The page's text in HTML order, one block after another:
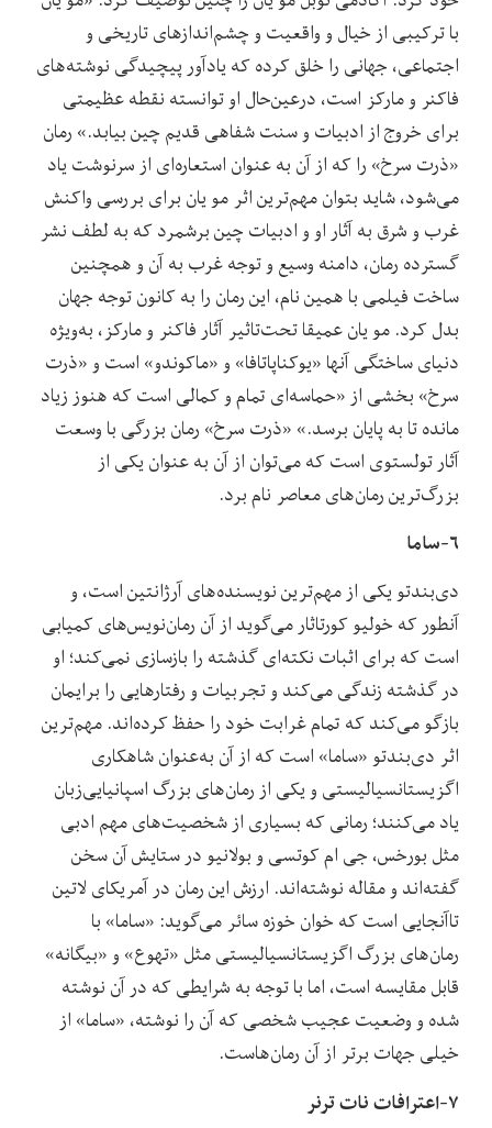
با ترکیبی از خیال و واقعیت و چشم‌اندازهای تاریخی و
اجتماعی، جهانی را خلق کرده که یادآور پیچیدگی نوشته‌های
فاکنر و مارکز است، درعین‌حال او توانسته نقطه عظیمتی
برای خروج از ادبیات و سنت شفاهی قدیم چین بیابد.» رمان
«ذرت سرخ» را که از آن به عنوان استعاره‌ای از سرنوشت یاد
می‌شود، شاید بتوان مهم‌ترین اثر مو یان برای بررسی واکنش
غرب و شرق به آثار او و ادبیات چین برشمرد که به لطف نشر
گسترده رمان، دامنه وسیع و توجه غرب به آن و همچنین
ساخت فیلمی با همین نام، این رمان را به کانون توجه جهان
بدل کرد. مو یان عمیقا تحت‌تاثیر آثار فاکنر و مارکز، به‌ویژه
دنیای ساختگی آنها «یوکناپاتافا» و «ماکوندو» است و «ذرت
سرخ» بخشی از «حماسه‌ای تمام و کمالی است که هنوز زیاد
مانده تا به پایان برسد.» «ذرت سرخ» رمان بزرگی با وسعت
آثار تولستوی است که می‌توان از آن به عنوان یکی از
بزرگ‌ترین رمان‌های معاصر نام برد.
۶-ساما
دی‌بندتو یکی از مهم‌ترین نویسنده‌های آرژانتین است، و
آنطور که خولیو کورتاثار می‌گوید از آن رمان‌نویس‌های کمیابی
است که برای اثبات نکته‌ای گذشته را بازسازی نمی‌کند؛ او
در گذشته زندگی می‌کند و تجربیات و رفتارهایی را برایمان
بازگو می‌کند که تمام غرابت خود را حفظ کرده‌اند. مهم‌ترین
اثر دی‌بندتو «ساما» است که از آن به‌عنوان شاهکاری
اگزیستانسیالیستی و یکی از رمان‌های بزرگ اسپانیایی‌زبان
یاد می‌کنند؛ رمانی که بسیاری از شخصیت‌های مهم ادبی
مثل بورخس، جی ام کوتسی و بولانیو در ستایش آن سخن
گفته‌اند و مقاله نوشته‌اند. ارزش این رمان در آمریکای لاتین
تاآنجایی‌ است که خوان خوزه سائر می‌گوید: «ساما» با
رمان‌های بزرگ اگزیستانسیالیستی مثل «تهوع» و «بیگانه»
قابل مقایسه است، اما با توجه به شرایطی که در آن نوشته
شده و وضعیت عجیب شخصی که آن را نوشته، «ساما» از
خیلی جهات برتر از آن رمان‌هاست.
۷-اعترافات نات ترنر